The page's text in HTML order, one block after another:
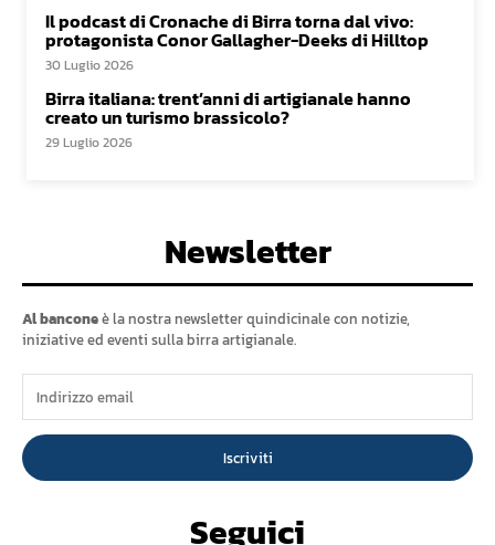
Il podcast di Cronache di Birra torna dal vivo:
protagonista Conor Gallagher-Deeks di Hilltop
30 Luglio 2026
Birra italiana: trent’anni di artigianale hanno
creato un turismo brassicolo?
29 Luglio 2026
Newsletter
Al banconeè la nostra newsletter quindicinale con notizie,
iniziative ed eventi sulla birra artigianale.
Iscriviti
Seguici